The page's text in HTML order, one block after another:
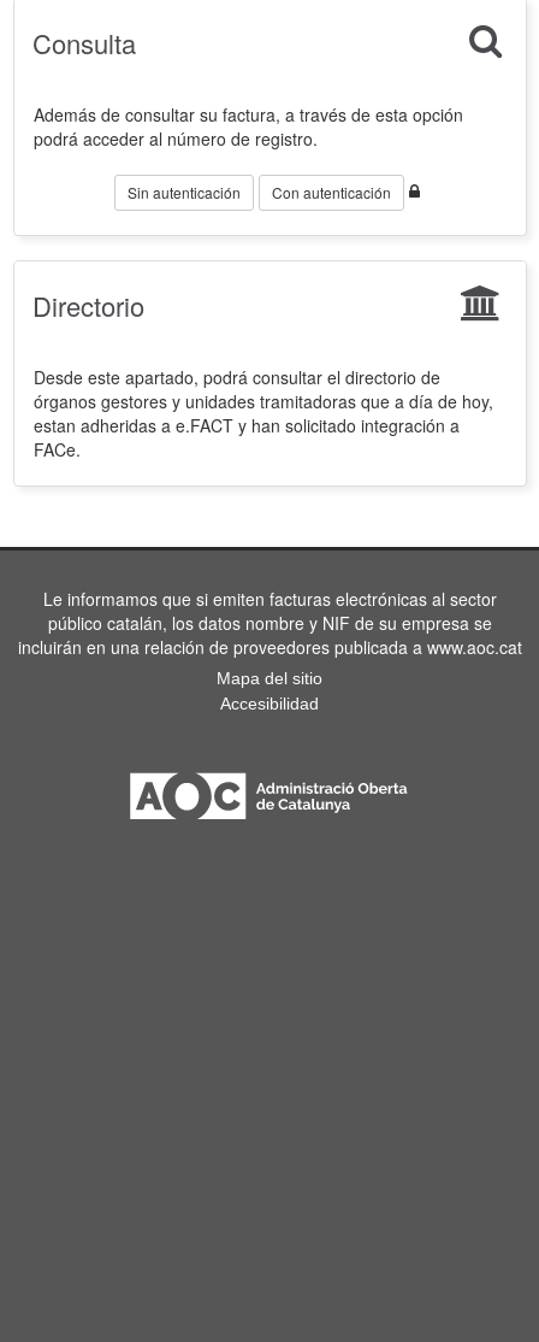
Consulta
Además de consultar su factura, a través de esta opción
podrá acceder al número de registro.
Sin autenticación Con autenticación
Directorio
Desde este apartado, podrá consultar el directorio de
órganos gestores y unidades tramitadoras que a día de hoy,
estan adheridas a e.FACT y han solicitado integración a
FACe.
Le informamos que si emiten facturas electrónicas al sector
público catalán, los datos nombre y NIF de su empresa se
incluirán en una relación de proveedores publicada a www.aoc.cat
Mapa del sitio
Accesibilidad